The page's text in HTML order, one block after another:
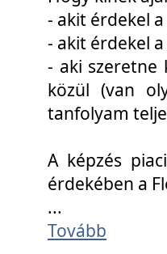
- akit érdekel
- akit érdekel
- aki szeretne
közül (van
tanfolyam
A képzés
érdekében a
...
Tovább